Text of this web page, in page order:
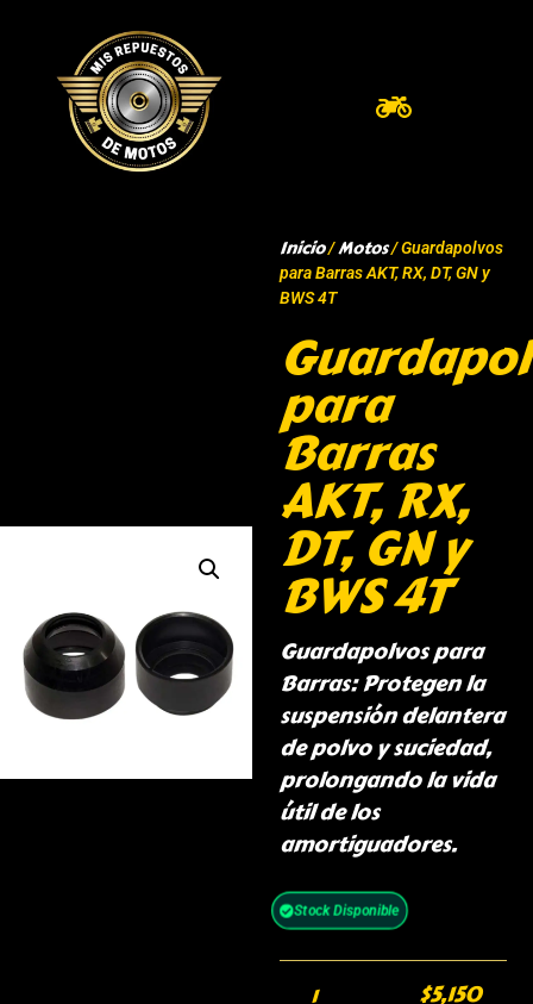
Inicio/Motos/ Guardapolvos
para Barras AKT, RX, DT, GN y
BWS 4T
para
Barras
AKT, RX,
DT, GN y
BWS 4T
Guardapolvos para
Barras: Protegen la
suspensión delantera
de polvo y suciedad,
prolongando la vida
útil de los
amortiguadores.
Stock Disponible
$5,150